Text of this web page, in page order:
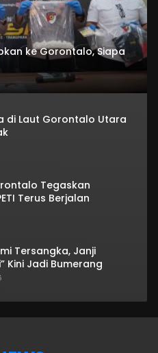
ke Gorontalo, Siapa
di Laut Gorontalo Utara
Tegaskan
Terus Berjalan
Tersangka, Janji
Kini Jadi Bumerang